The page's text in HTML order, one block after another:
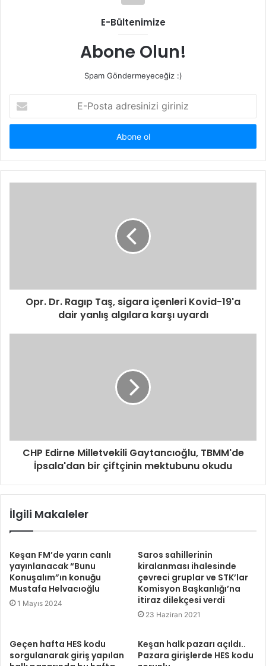
E-Bültenimize
Abone Olun!
Spam Göndermeyeceğiz :)
Posta
adresinizi
Opr. Dr. Ragıp Taş, sigara içenleri Kovid-19'a
dair yanlış algılara karşı uyardı
CHP Edirne Milletvekili Gaytancıoğlu, TBMM'de
İpsala'dan bir çiftçinin mektubunu okudu
İlgili Makaleler
Keşan FM’de yarın canlı
yayınlanacak “Bunu
Konuşalım”ın konuğu
Mustafa Helvacıoğlu
1 Mayıs 2024
Saros sahillerinin
kiralanması ihalesinde
çevreci gruplar ve STK’lar
Komisyon Başkanlığı’na
itiraz dilekçesi verdi
23 Haziran 2021
Geçen hafta HES kodu
sorgulanarak giriş yapılan
Keşan halk pazarı açıldı..
Pazara girişlerde HES kodu